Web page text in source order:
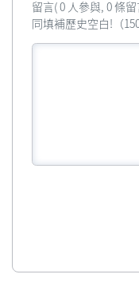
留言( 0 人參與, 0 條
同填補歷史空白!（